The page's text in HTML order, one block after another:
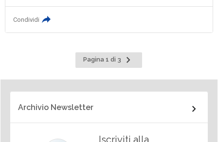
Condividi
Pagina 1 di 3
Pagina
successiva
Archivio Newsletter
Iscriviti alla